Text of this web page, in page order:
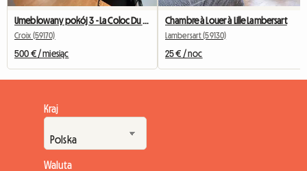
Croix (59170)
500 € / miesiąc
Chambre à Louer à Lille Lambersart
Lambersart (59130)
25 € / noc
Kraj
Waluta